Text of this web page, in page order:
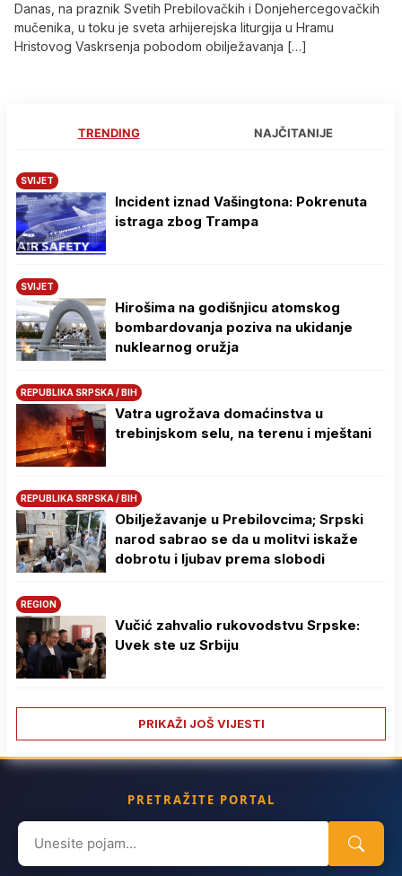
Danas, na praznik Svetih Prebilovačkih i Donjehercegovačkih
mučenika, u toku je sveta arhijerejska liturgija u Hramu
Hristovog Vaskrsenja pobodom obilježavanja […]
TRENDING NAJČITANIJE
SVIJET
Incident iznad Vašingtona: Pokrenuta
istraga zbog Trampa
SVIJET
Hirošima na godišnjicu atomskog
bombardovanja poziva na ukidanje
nuklearnog oružja
REPUBLIKA SRPSKA / BIH
Vatra ugrožava domaćinstva u
trebinjskom selu, na terenu i mještani
REPUBLIKA SRPSKA / BIH
Obilježavanje u Prebilovcima; Srpski
narod sabrao se da u molitvi iskaže
dobrotu i ljubav prema slobodi
REGION
Vučić zahvalio rukovodstvu Srpske:
Uvek ste uz Srbiju
PRIKAŽI JOŠ VIJESTI
PRETRAŽITE PORTAL
Search
for: